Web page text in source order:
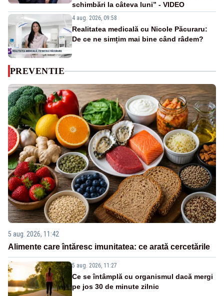
schimbări la câteva luni” - VIDEO
4 aug. 2026, 09:58
Realitatea medicală cu Nicole Păcuraru:
De ce ne simțim mai bine când râdem?
PREVENTIE
5 aug. 2026, 11:42
Alimente care întăresc imunitatea: ce arată cercetările
5 aug. 2026, 11:27
Ce se întâmplă cu organismul dacă mergi
pe jos 30 de minute zilnic